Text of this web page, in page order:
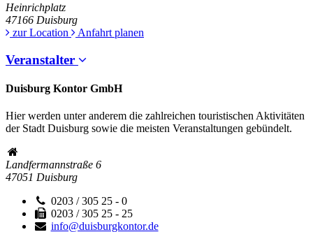
Heinrichplatz
47166 Duisburg
zur Location
Anfahrt planen
Veranstalter
Duisburg Kontor GmbH
Hier werden unter anderem die zahlreichen touristischen Aktivitäten
der Stadt Duisburg sowie die meisten Veranstaltungen gebündelt.
Landfermannstraße 6
47051 Duisburg
0203 / 305 25 - 0
0203 / 305 25 - 25
info@duisburgkontor.de